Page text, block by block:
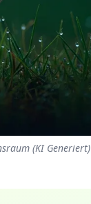
(KI Generiert)